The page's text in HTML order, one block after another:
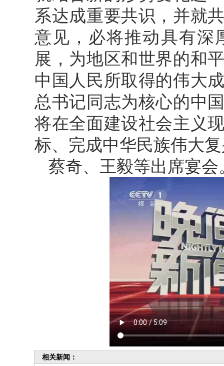
系达成重要共识，并就
意见，必将推动具有深
展，为地区和世界的和
中国人民所取得的伟大
总书记同志为核心的中
将在全面建设社会主义
标、完成中华民族伟大
蔡奇、王毅等出席宴会
相关新闻：